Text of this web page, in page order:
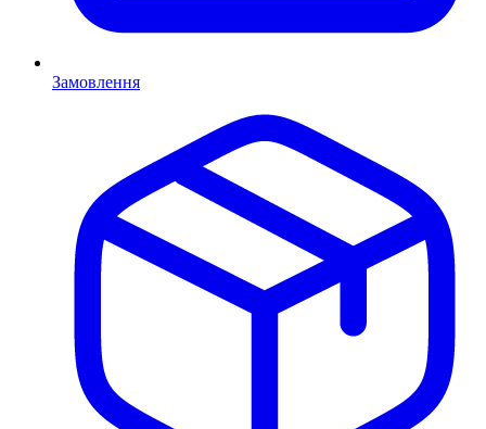
Замовлення